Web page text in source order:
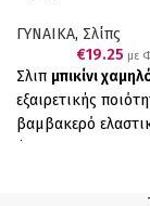
ΓΥΝΑΙΚΑ, Σλίπς
€19.25 με
Σλιπ μπικίνι
εξαιρετικής
βαμβακερό
συσκευασία 5